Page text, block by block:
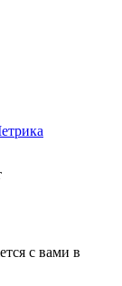
с вами в